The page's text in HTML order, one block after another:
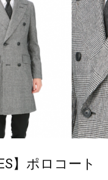
】ポロコート